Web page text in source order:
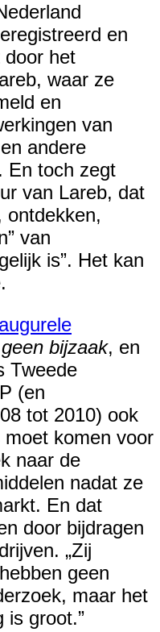
en
door het
waar ze
en
van
andere
En toch zegt
van Lareb, dat
ontdekken,
van
is”. Het kan
bijzaak, en
Tweede
(en
tot 2010) ook
komen voor
naar de
nadat ze
En dat
door bijdragen
„Zij
geen
maar het
is groot.”